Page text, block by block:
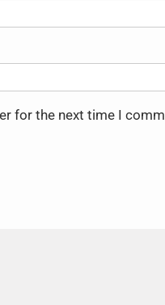
for the next time I